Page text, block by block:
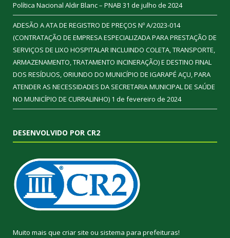
Política Nacional Aldir Blanc – PNAB 31 de julho de 2024
ADESÃO A ATA DE REGISTRO DE PREÇOS Nº A/2023-014
(CONTRATAÇÃO DE EMPRESA ESPECIALIZADA PARA PRESTAÇÃO DE
SERVIÇOS DE LIXO HOSPITALAR INCLUINDO COLETA, TRANSPORTE,
ARMAZENAMENTO, TRATAMENTO INCINERAÇÃO) E DESTINO FINAL
DOS RESÍDUOS, ORIUNDO DO MUNICÍPIO DE IGARAPÉ AÇU, PARA
ATENDER AS NECESSIDADES DA SECRETARIA MUNICIPAL DE SAÚDE
NO MUNICÍPIO DE CURRALINHO) 1 de fevereiro de 2024
DESENVOLVIDO POR CR2
Muito mais que criar site ou sistema para prefeituras!